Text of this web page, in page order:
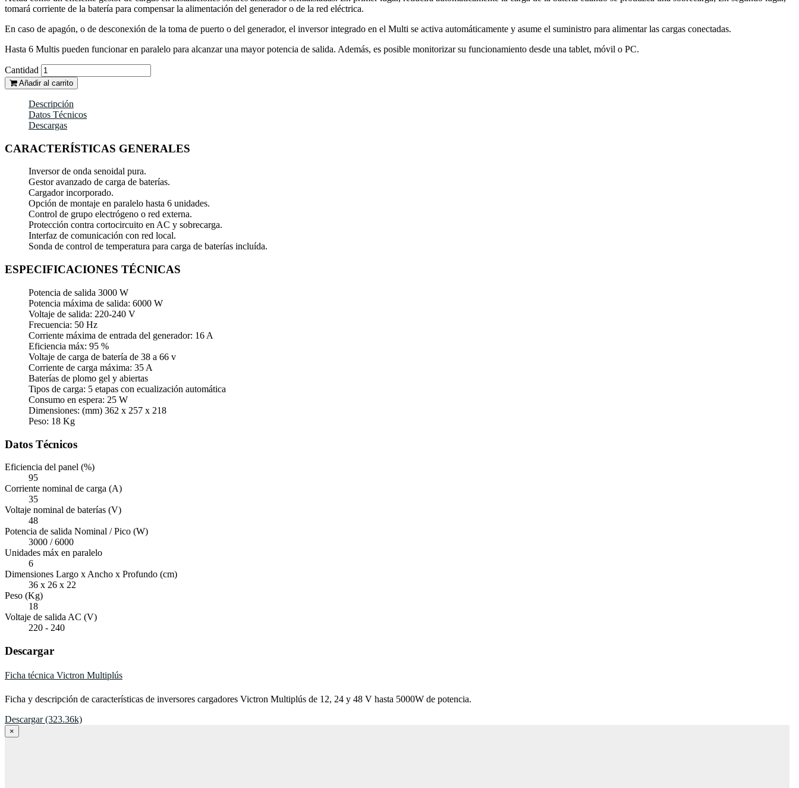
tomará corriente de la batería para compensar la alimentación del generador o de la red eléctrica.
En caso de apagón, o de desconexión de la toma de puerto o del generador, el inversor integrado en el Multi se activa automáticamente y asume el suministro para alimentar las cargas conectadas.
Hasta 6 Multis pueden funcionar en paralelo para alcanzar una mayor potencia de salida. Además, es posible monitorizar su funcionamiento desde una tablet, móvil o PC.
Cantidad
Añadir al carrito
Descripción
Datos Técnicos
Descargas
CARACTERÍSTICAS GENERALES
Inversor de onda senoidal pura.
Gestor avanzado de carga de baterías.
Cargador incorporado.
Opción de montaje en paralelo hasta 6 unidades.
Control de grupo electrógeno o red externa.
Protección contra cortocircuito en AC y sobrecarga.
Interfaz de comunicación con red local.
Sonda de control de temperatura para carga de baterías incluída.
ESPECIFICACIONES TÉCNICAS
Potencia de salida 3000 W
Potencia máxima de salida: 6000 W
Voltaje de salida: 220-240 V
Frecuencia: 50 Hz
Corriente máxima de entrada del generador: 16 A
Eficiencia máx: 95 %
Voltaje de carga de batería de 38 a 66 v
Corriente de carga máxima: 35 A
Baterías de plomo gel y abiertas
Tipos de carga: 5 etapas con ecualización automática
Consumo en espera: 25 W
Dimensiones: (mm) 362 x 257 x 218
Peso: 18 Kg
Datos Técnicos
Eficiencia del panel (%)
95
Corriente nominal de carga (A)
35
Voltaje nominal de baterías (V)
48
Potencia de salida Nominal / Pico (W)
3000 / 6000
Unidades máx en paralelo
6
Dimensiones Largo x Ancho x Profundo (cm)
36 x 26 x 22
Peso (Kg)
18
Voltaje de salida AC (V)
220 - 240
Descargar
Ficha técnica Victron Multiplús
Ficha y descripción de características de inversores cargadores Victron Multiplús de 12, 24 y 48 V hasta 5000W de potencia.
Descargar (323.36k)
×